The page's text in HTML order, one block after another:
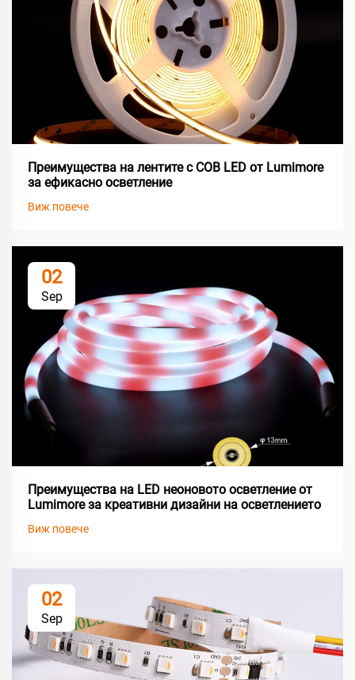
Преимущества на лентите с COB LED от Lumimore
за ефикасно осветление
Виж повече
02
Sep
Преимущества на LED неоновото осветление от
Lumimore за креативни дизайни на осветлението
Виж повече
02
Sep